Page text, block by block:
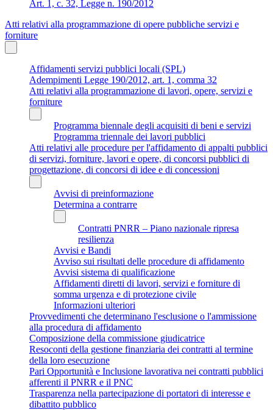
Art. 1, c. 32, Legge n. 190/2012
Atti relativi alla programmazione di opere pubbliche servizi e
forniture
Affidamenti servizi pubblici locali (SPL)
Adempimenti Legge 190/2012, art. 1, comma 32
Atti relativi alla programmazione di lavori, opere, servizi e
forniture
Programma biennale degli acquisiti di beni e servizi
Programma triennale dei lavori pubblici
Atti relativi alle procedure per l'affidamento di appalti pubblici
di servizi, forniture, lavori e opere, di concorsi pubblici di
progettazione, di concorsi di idee e di concessioni
Avvisi di preinformazione
Determina a contrarre
Contratti PNRR – Piano nazionale ripresa
resilienza
Avvisi e Bandi
Avviso sui risultati delle procedure di affidamento
Avvisi sistema di qualificazione
Affidamenti diretti di lavori, servizi e forniture di
somma urgenza e di protezione civile
Informazioni ulteriori
Provvedimenti che determinano l'esclusione o l'ammissione
alla procedura di affidamento
Composizione della commissione giudicatrice
Resoconti della gestione finanziaria dei contratti al termine
della loro esecuzione
Pari Opportunità e Inclusione lavorativa nei contratti pubblici
afferenti il PNRR e il PNC
Trasparenza nella partecipazione di portatori di interesse e
dibattito pubblico